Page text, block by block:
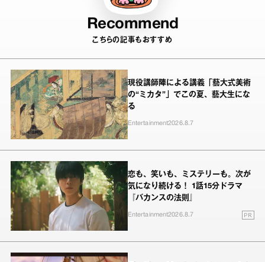
Recommend
こちらの記事もおすすめ
現役講師陣による講義「藝大式美術
の“ミカタ”」でこの夏、藝大生にな
る
Entertainment2026.8.7
恋も、笑いも、ミステリーも。次が
気になり続ける！ 1話15分ドラマ
『バカンスの法則』
Entertainment2026.8.7 PR